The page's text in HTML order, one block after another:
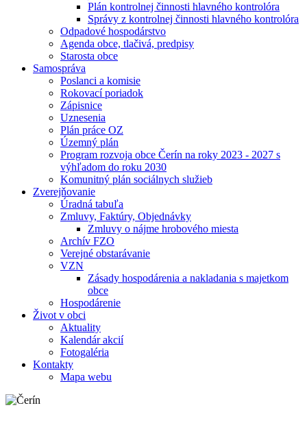
Plán kontrolnej činnosti hlavného kontrolóra
Správy z kontrolnej činnosti hlavného kontrolóra
Odpadové hospodárstvo
Agenda obce, tlačivá, predpisy
Starosta obce
Samospráva
Poslanci a komisie
Rokovací poriadok
Zápisnice
Uznesenia
Plán práce OZ
Územný plán
Program rozvoja obce Čerín na roky 2023 - 2027 s
výhľadom do roku 2030
Komunitný plán sociálnych služieb
Zverejňovanie
Úradná tabuľa
Zmluvy, Faktúry, Objednávky
Zmluvy o nájme hrobového miesta
Archív FZO
Verejné obstarávanie
VZN
Zásady hospodárenia a nakladania s majetkom
obce
Hospodárenie
Život v obci
Aktuality
Kalendár akcií
Fotogaléria
Kontakty
Mapa webu